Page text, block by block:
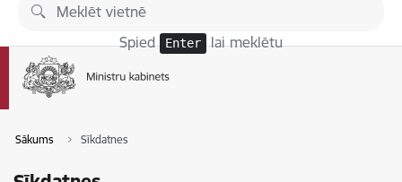
Pāriet uz lapas saturu
Spied Enter lai meklētu
Sākums Sīkdatnes